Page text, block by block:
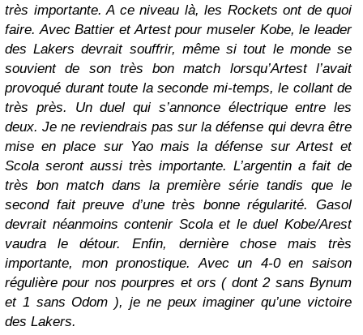
très importante. A ce niveau là, les Rockets ont de quoi
faire. Avec Battier et Artest pour museler Kobe, le leader
des Lakers devrait souffrir, même si tout le monde se
souvient de son très bon match lorsqu’Artest l’avait
provoqué durant toute la seconde mi-temps, le collant de
très près. Un duel qui s’annonce électrique entre les
deux. Je ne reviendrais pas sur la défense qui devra être
mise en place sur Yao mais la défense sur Artest et
Scola seront aussi très importante. L’argentin a fait de
très bon match dans la première série tandis que le
second fait preuve d’une très bonne régularité. Gasol
devrait néanmoins contenir Scola et le duel Kobe/Arest
vaudra le détour. Enfin, dernière chose mais très
importante, mon pronostique. Avec un 4-0 en saison
régulière pour nos pourpres et ors ( dont 2 sans Bynum
et 1 sans Odom ), je ne peux imaginer qu’une victoire
des Lakers.